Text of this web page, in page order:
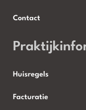
Contact
Huisregels
Facturatie